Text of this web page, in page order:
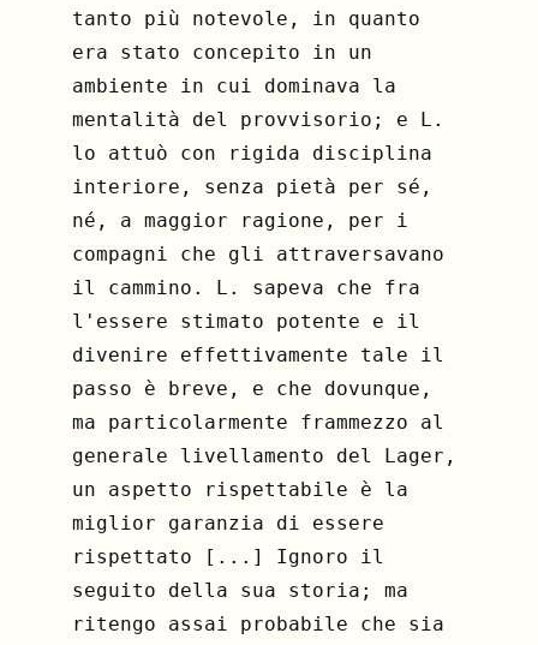
tanto più notevole, in quanto
era stato concepito in un
ambiente in cui dominava la
mentalità del provvisorio; e L.
lo attuò con rigida disciplina
interiore, senza pietà per sé,
né, a maggior ragione, per i
compagni che gli attraversavano
il cammino. L. sapeva che fra
l'essere stimato potente e il
divenire effettivamente tale il
passo è breve, e che dovunque,
ma particolarmente frammezzo al
generale livellamento del Lager,
un aspetto rispettabile è la
miglior garanzia di essere
rispettato [...] Ignoro il
seguito della sua storia; ma
ritengo assai probabile che sia